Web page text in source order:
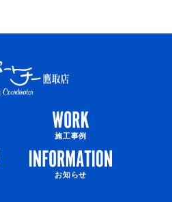
施工事例
お知らせ